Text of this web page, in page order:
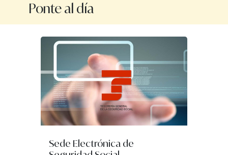
miércoles, 8 de julio del 2026 a las 17:00
jueves, 9 de julio del 2026 a las 09:30
jueves, 9 de julio del 2026 a las 17:00
viernes, 10 de julio del 2026 a las 09:30
lunes, 13 de julio del 2026 a las 09:30
lunes, 13 de julio del 2026 a las 17:00
Ponte al día
Sede Electrónica de